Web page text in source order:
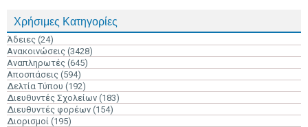
Χρήσιμες Κατηγορίες
Άδειες (24)
Ανακοινώσεις (3428)
Αναπληρωτές (645)
Αποσπάσεις (594)
Δελτία Τύπου (192)
Διευθυντές Σχολείων (183)
Διευθυντές φορέων (154)
Διορισμοί (195)